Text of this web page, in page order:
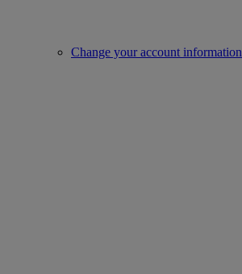
Change your account information